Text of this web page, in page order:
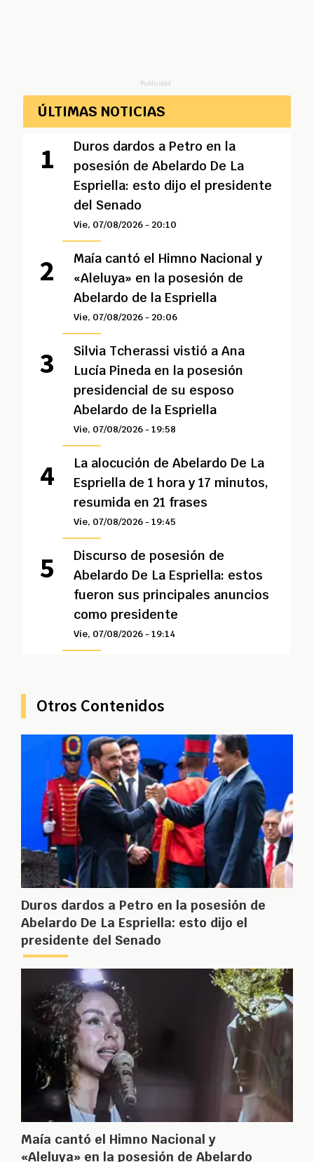
Publicidad
ÚLTIMAS NOTICIAS
Duros dardos a Petro en la
posesión de Abelardo De La
Espriella: esto dijo el presidente
del Senado
Vie, 07/08/2026 - 20:10
Maía cantó el Himno Nacional y
«Aleluya» en la posesión de
Abelardo de la Espriella
Vie, 07/08/2026 - 20:06
Silvia Tcherassi vistió a Ana
Lucía Pineda en la posesión
presidencial de su esposo
Abelardo de la Espriella
Vie, 07/08/2026 - 19:58
La alocución de Abelardo De La
Espriella de 1 hora y 17 minutos,
resumida en 21 frases
Vie, 07/08/2026 - 19:45
Discurso de posesión de
Abelardo De La Espriella: estos
fueron sus principales anuncios
como presidente
Vie, 07/08/2026 - 19:14
Otros Contenidos
Duros dardos a Petro en la posesión de
Abelardo De La Espriella: esto dijo el
presidente del Senado
Maía cantó el Himno Nacional y
«Aleluya» en la posesión de Abelardo